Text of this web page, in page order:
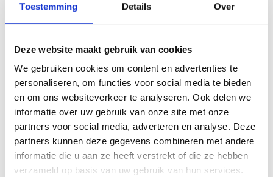
Toestemming Details Over
Deze website maakt gebruik van cookies
We gebruiken cookies om content en advertenties te
personaliseren, om functies voor social media te bieden
en om ons websiteverkeer te analyseren. Ook delen we
informatie over uw gebruik van onze site met onze
partners voor social media, adverteren en analyse. Deze
partners kunnen deze gegevens combineren met andere
informatie die u aan ze heeft verstrekt of die ze hebben
verzameld op basis van uw gebruik van hun services.
CHURCH ST. REMIGIO, ORIS/EYRS
The old church at Oris was St. Bartholomew's.